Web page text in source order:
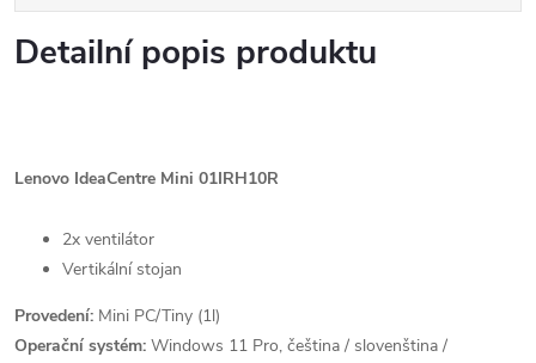
Detailní popis produktu
Lenovo IdeaCentre Mini 01IRH10R
2x ventilátor
Vertikální stojan
Provedení: Mini PC/Tiny (1l)
Operační systém: Windows 11 Pro, čeština / slovenština /